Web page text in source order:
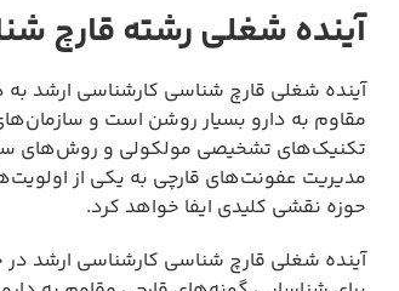
آینده شغلی رشته قارچ
آینده شغلی قارچ شناسی کارشناسی ارشد
مقاوم به دارو بسیار روشن است و
تکنیک‌های تشخیصی مولکولی و روش‌های
مدیریت عفونت‌های قارچی به یکی از
حوزه نقشی کلیدی ایفا خواهد کرد.
آینده شغلی قارچ شناسی کارشناسی ارشد